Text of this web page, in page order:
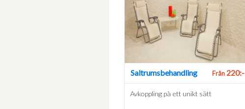
Saltrumsbehandling Från220:-
Avkoppling på ett unikt sätt